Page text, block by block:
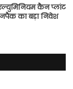
कैन प्लांट
का बड़ा निवेश